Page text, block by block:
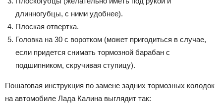
длинногубцы, с ними удобнее).
Плоская отвертка.
Головка на 30 с воротком (может пригодиться в случае,
если придется снимать тормозной барабан с
подшипником, скручивая ступицу).
Пошаговая инструкция по замене задних тормозных колодок
на автомобиле Лада Калина выглядит так: